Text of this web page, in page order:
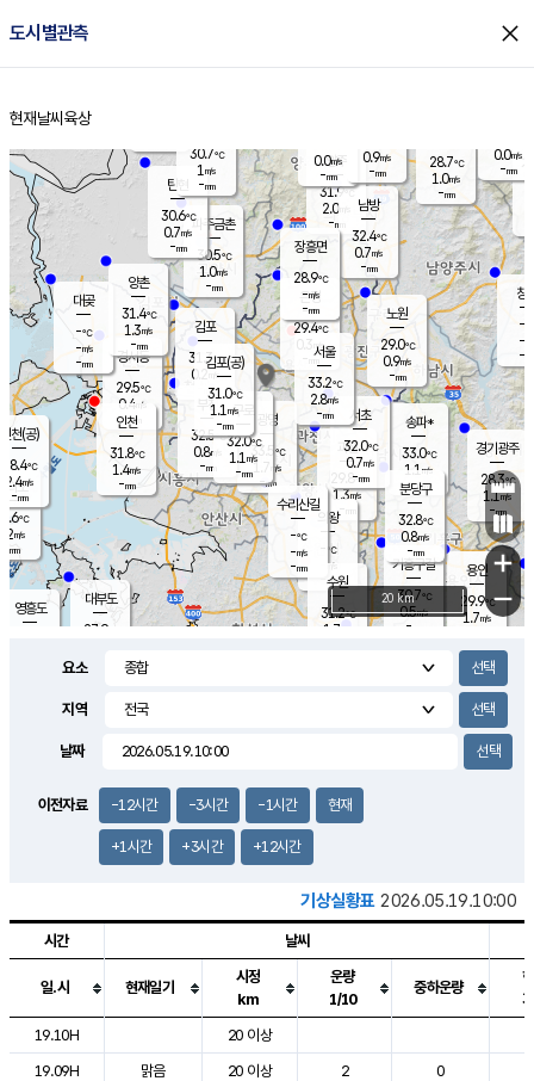
도시별관측 close
홈
현재날씨 육상
의도
℃
m/s
mm
영흥도
양주
31.9℃
2.0
-mm
과천
29.8℃
1.3m/s
- mm
용인
29.9℃
1.7m/s
경기광주
28.3℃
1.1m/s
-mm
1.1m/s
대부도
27.9
경서동
29.5℃
0.4 m/s
-mm
파주금촌
30.5℃
1.0m/s
-mm
28.7℃
1.0m/s
-mm
대곶
-℃
-m/s
-mm
창
-
-m/
-
탄현
30.6℃
0.7m/s
-mm
0.0m/s
-mm
의왕
- ℃
m/s
mm
김포
31.3℃
0.2 m/s
mm
광명
33.5 ℃
1.7 m/s
-mm
부천
32.5℃
0.8m/s
-mm
양촌
31.4℃
1.3m/s
-mm
구로
32.0℃
1.1 m/s
-mm
은평
29.4℃
0.3 m/s
- mm
노원
29.0℃
0.9m/s
-mm
송파*
33.0℃
1.1 m/s
-mm
서초
32.0℃
0.7m/s
-mm
남방
32.4℃
0.7m/s
-mm
기흥구갈
30.7℃
0.5m/s
-
수리산길
-℃
-m/s
-mm
분당구
32.8℃
0.8m/s
-mm
장흥면
28.9℃
-m/s
-mm
0.0m/s
-mm
인천(공)
28.4℃
2.4m/s
-mm
김포(공)
31.0℃
1.1 m/s
-mm
수원
31.2℃
1.7 m/s
인천
31.8℃
1.4m/s
-mm
서울
33.2℃
2.8m/s
-mm
30.7℃
1 m/s
-mm
0.9m/s
-mm
+
−
20 km
요소
지역
날짜
이전자료 -12시간 -3시간 -1시간 현재
+1시간 +3시간 +12시간
기상실황표 2026.05.19.10:00
도시별 기상실황표로 지점, 날씨, 기온, 강수, 바람, 기압등을 안내한 표입
시간 날씨
일.시 현재일기
시정
km
운량
1/10
중하운량
19.10H
20 이상
19.09H
맑음 20 이상 2 0